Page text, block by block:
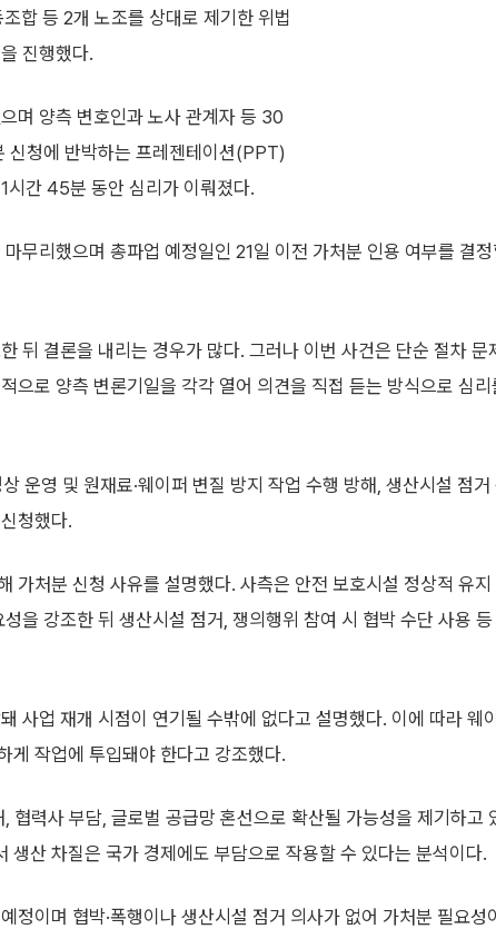
합 등 2개 노조를 상대로 제기한 위법
진행했다.
며 양측 변호인과 노사 관계자 등 30
신청에 반박하는 프레젠테이션(PPT)
시간 45분 동안 심리가 이뤄졌다.
무리했으며 총파업 예정일인 21일 이전 가처분 인용 여부를 결정
뒤 결론을 내리는 경우가 많다. 그러나 이번 사건은 단순 절차 문
으로 양측 변론기일을 각각 열어 의견을 직접 듣는 방식으로 심리
운영 및 원재료·웨이퍼 변질 방지 작업 수행 방해, 생산시설 점거
청했다.
가처분 신청 사유를 설명했다. 사측은 안전 보호시설 정상적 유지
을 강조한 뒤 생산시설 점거, 쟁의행위 참여 시 협박 수단 사용 등
사업 재개 시점이 연기될 수밖에 없다고 설명했다. 이에 따라 웨
게 작업에 투입돼야 한다고 강조했다.
협력사 부담, 글로벌 공급망 혼선으로 확산될 가능성을 제기하고
생산 차질은 국가 경제에도 부담으로 작용할 수 있다는 분석이다.
정이며 협박·폭행이나 생산시설 점거 의사가 없어 가처분 필요성